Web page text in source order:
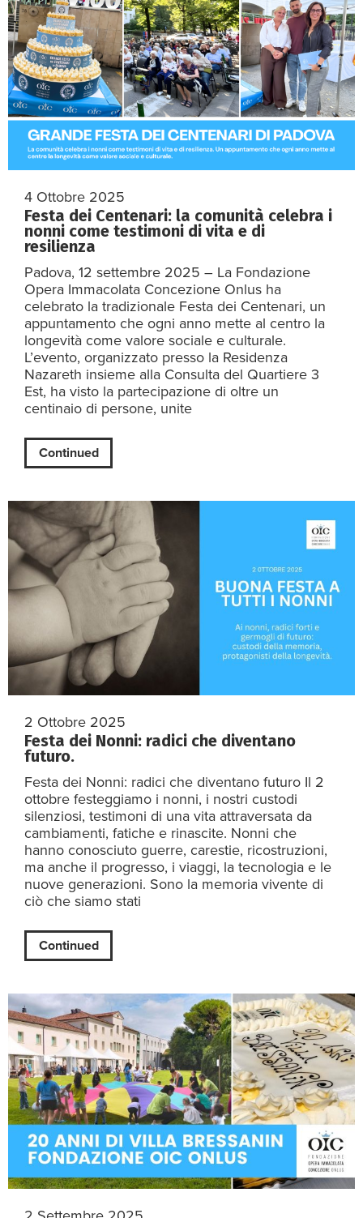
4 Ottobre 2025
Festa dei Centenari: la comunità celebra i
nonni come testimoni di vita e di
resilienza
Padova, 12 settembre 2025 – La Fondazione
Opera Immacolata Concezione Onlus ha
celebrato la tradizionale Festa dei Centenari, un
appuntamento che ogni anno mette al centro la
longevità come valore sociale e culturale.
L’evento, organizzato presso la Residenza
Nazareth insieme alla Consulta del Quartiere 3
Est, ha visto la partecipazione di oltre un
centinaio di persone, unite
Continued
2 Ottobre 2025
Festa dei Nonni: radici che diventano
futuro.
Festa dei Nonni: radici che diventano futuro Il 2
ottobre festeggiamo i nonni, i nostri custodi
silenziosi, testimoni di una vita attraversata da
cambiamenti, fatiche e rinascite. Nonni che
hanno conosciuto guerre, carestie, ricostruzioni,
ma anche il progresso, i viaggi, la tecnologia e le
nuove generazioni. Sono la memoria vivente di
ciò che siamo stati
Continued